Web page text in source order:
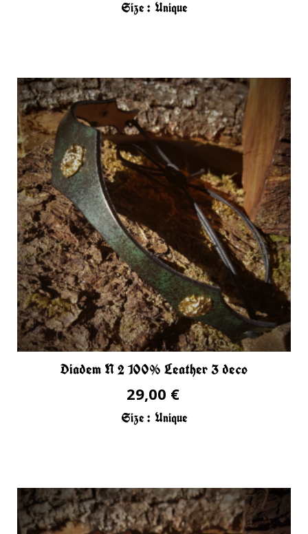
Size : Unique
Diadem N 2 100% Leather 3 deco
29,00 €
Size : Unique